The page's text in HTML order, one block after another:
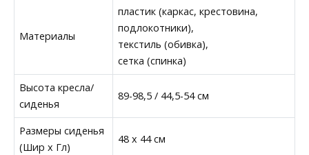
Материалы
пластик (каркас, крестовина,
подлокотники),
текстиль (обивка),
сетка (спинка)
Высота кресла/
сиденья
89-98,5 / 44,5-54 см
Размеры сиденья
(Шир х Гл)
48 x 44 см